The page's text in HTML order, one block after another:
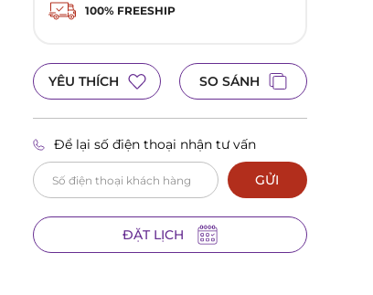
100% FREESHIP
YÊU THÍCH SO SÁNH
Để lại số điện thoại nhận tư vấn
GỬI
ĐẶT LỊCH